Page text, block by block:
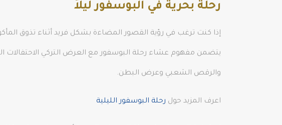
رحلة بحرية في البوسفور ليلاً
يتضمن مفهوم عشاء رحلة البوسفور مع العرض التركي الاحتفالات
والرقص الشعبي وعرض البطن.
اعرف المزيد حول رحلة البوسفور الليلية